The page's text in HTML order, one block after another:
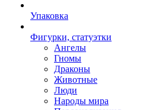
Упаковка
Фигурки, статуэтки
Ангелы
Гномы
Драконы
Животные
Люди
Народы мира